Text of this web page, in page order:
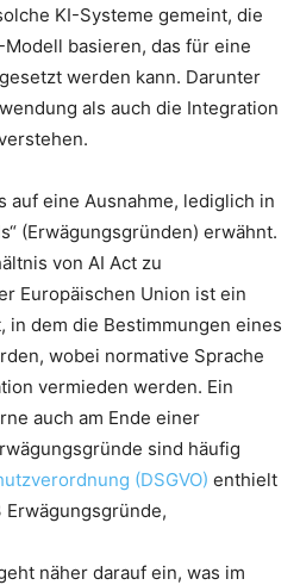
KI-Systeme gemeint, die
basieren, das für eine
werden kann. Darunter
als auch die Integration
auf eine Ausnahme, lediglich in
(Erwägungsgründen) erwähnt.
von AI Act zu
Europäischen Union ist ein
in dem die Bestimmungen eines
wobei normative Sprache
vermieden werden. Ein
auch am Ende einer
sind häufig
(DSGVO) enthielt
näher darauf ein, was im